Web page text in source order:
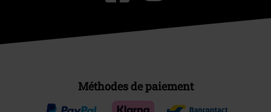
Méthodes de paiement